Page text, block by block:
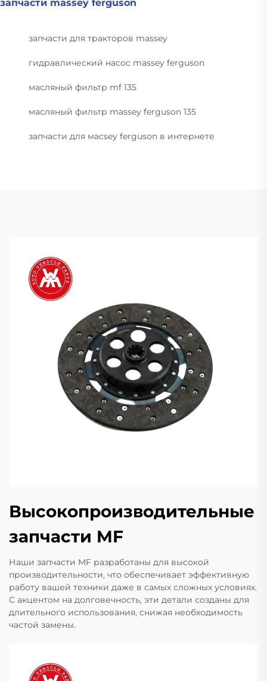
запчасти massey ferguson
запчасти для тракторов massey
гидравлический насос massey ferguson
масляный фильтр mf 135
масляный фильтр massey ferguson 135
запчасти для масsey ferguson в интернете
Высокопроизводительные
запчасти MF
Наши запчасти MF разработаны для высокой
производительности, что обеспечивает эффективную
работу вашей техники даже в самых сложных условиях.
С акцентом на долговечность, эти детали созданы для
длительного использования, снижая необходимость
частой замены.